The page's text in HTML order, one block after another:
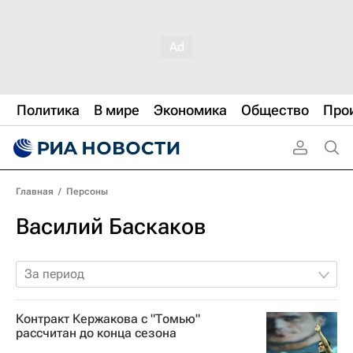
Политика В мире Экономика Общество
Главная / Персоны
Василий Баскаков
За период
Контракт Кержакова с "Томью"
рассчитан до конца сезона